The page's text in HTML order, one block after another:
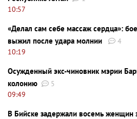
10:57
«Делал сам себе массаж сердца»:
выжил после удара молнии
4
10:19
Осужденный экс-чиновник мэрии
колонию
5
09:49
В Бийске задержали восемь женщин